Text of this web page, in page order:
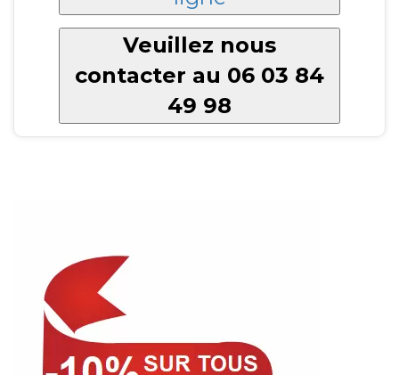
Veuillez nous
contacter au 06 03 84
49 98